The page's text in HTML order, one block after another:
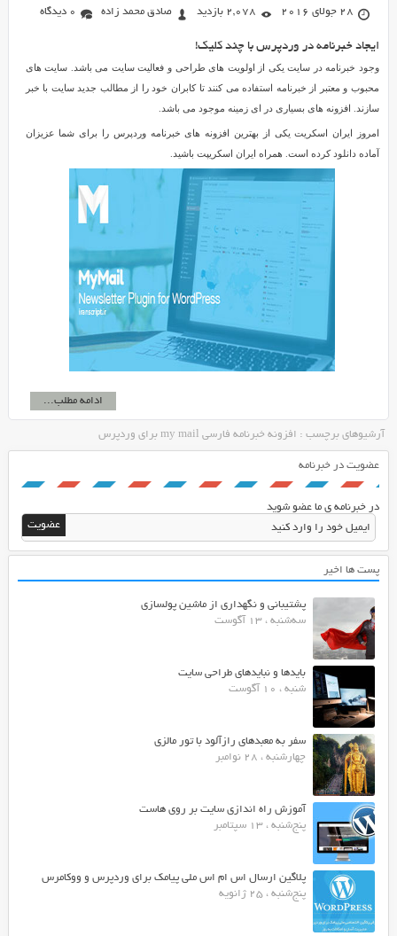
28 جولای 2016 2,078 بازدید صادق محمد زاده 0 دیدگاه
ایجاد خبرنامه در وردپرس با چند کلیک!
وجود خبرنامه در سایت یکی از اولویت های طراحی و فعالیت سایت می باشد. سایت های
محبوب و معتبر از خبرنامه استفاده می کنند تا کابران خود را از مطالب جدید سایت با خبر
سازند. افزونه های بسیاری در ای زمینه موجود می باشد.
امروز ایران اسکریت یکی از بهترین افزونه های خبرنامه وردپرس را برای شما عزیزان
آماده دانلود کرده است. همراه ایران اسکریپت باشید.
ادامه مطلب...
آرشیوهای برچسب : افزونه خبرنامه فارسی my mail برای وردپرس
عضویت در خبرنامه
در خبرنامه ی ما عضو شوید
پست ها اخیر
پشتیبانی و نگهداری از ماشین پولسازی
سه‌شنبه ، 13 آگوست
بایدها و نبایدهای طراحی سایت
شنبه ، 10 آگوست
سفر به معبدهای رازآلود با تور مالزی
چهارشنبه ، 28 نوامبر
آموزش راه اندازی سایت بر روی هاست
پنج‌شنبه ، 13 سپتامبر
پلاگین ارسال اس ام اس ملی پیامک برای وردپرس و ووکامرس
پنج‌شنبه ، 25 ژانویه